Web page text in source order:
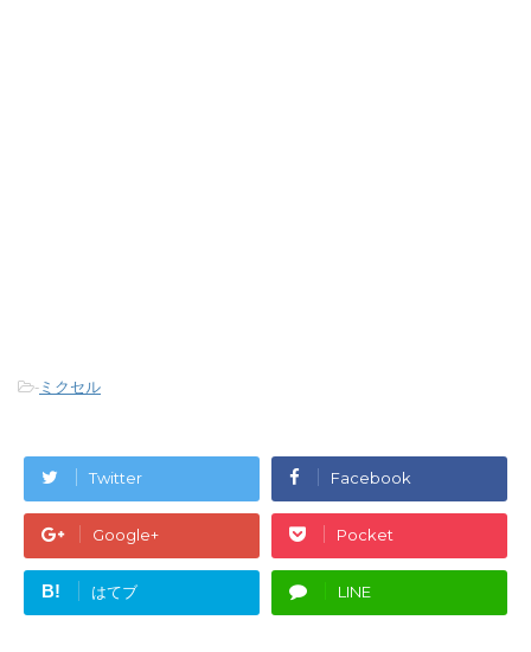
- ミクセル
Twitter Facebook
Google+ Pocket
B! はてブ LINE